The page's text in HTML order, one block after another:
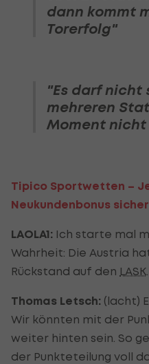
dann kommt
Torerfolg"
"Es darf nicht
mehreren
Moment
Tipico Sportwetten –
Neukundenbonus
LAOLA1: Ich starte mal
Wahrheit: Die Austria
Rückstand auf den LASK
Thomas Letsch: (lacht)
Wir könnten mit der
weiter hinten sein. So
der Punkteteilung voll